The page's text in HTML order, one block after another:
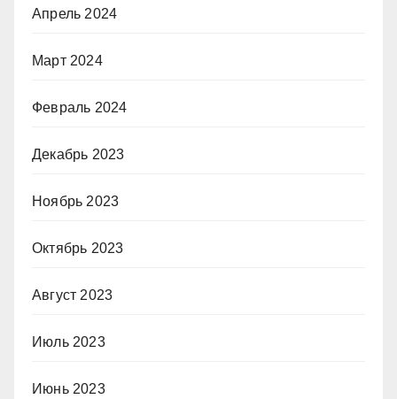
Апрель 2024
Март 2024
Февраль 2024
Декабрь 2023
Ноябрь 2023
Октябрь 2023
Август 2023
Июль 2023
Июнь 2023